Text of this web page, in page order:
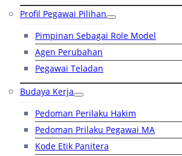
Profil Pegawai Pilihan
Pimpinan Sebagai Role Model
Agen Perubahan
Pegawai Teladan
Budaya Kerja
Pedoman Perilaku Hakim
Pedoman Prilaku Pegawai MA
Kode Etik Panitera